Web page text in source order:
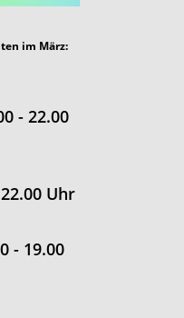
im März:
- 22.00
Uhr
- 19.00